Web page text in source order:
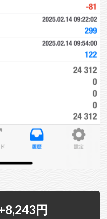
円